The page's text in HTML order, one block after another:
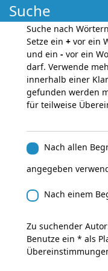
Suche
Suche nach
Setze ein + vor ein
und ein - vor ein
darf. Verwende
innerhalb einer
gefunden werden
für teilweise
Nach allen
angegeben
Nach einem
Zu suchender
Benutze ein * als